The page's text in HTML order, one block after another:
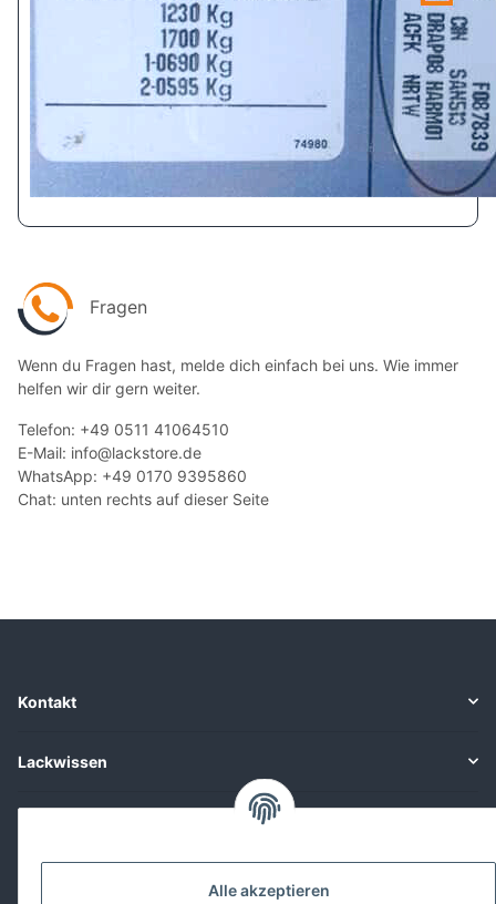
Alle akzeptieren
Fragen
Wenn du Fragen hast, melde dich einfach bei uns. Wie immer
helfen wir dir gern weiter.
Telefon: +49 0511 41064510
E-Mail: info@lackstore.de
WhatsApp: +49 0170 9395860
Chat: unten rechts auf dieser Seite
Kontakt
Lackwissen